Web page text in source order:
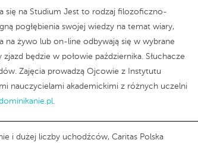
się na Studium Jest to rodzaj filozoficzno-
pogłębienia swojej wiedzy na temat wiary,
na żywo lub on-line odbywają się w wybrane
będzie w połowie października. Słuchacze
Zajęcia prowadzą Ojcowie z Instytutu
nauczycielami akademickimi z różnych uczelni
.
i dużej liczby uchodźców, Caritas Polska